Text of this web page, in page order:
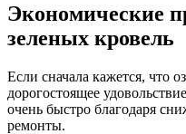
Экономические
зеленых кровель
Если сначала кажется, что
дорогостоящее
очень быстро благодаря
ремонты.